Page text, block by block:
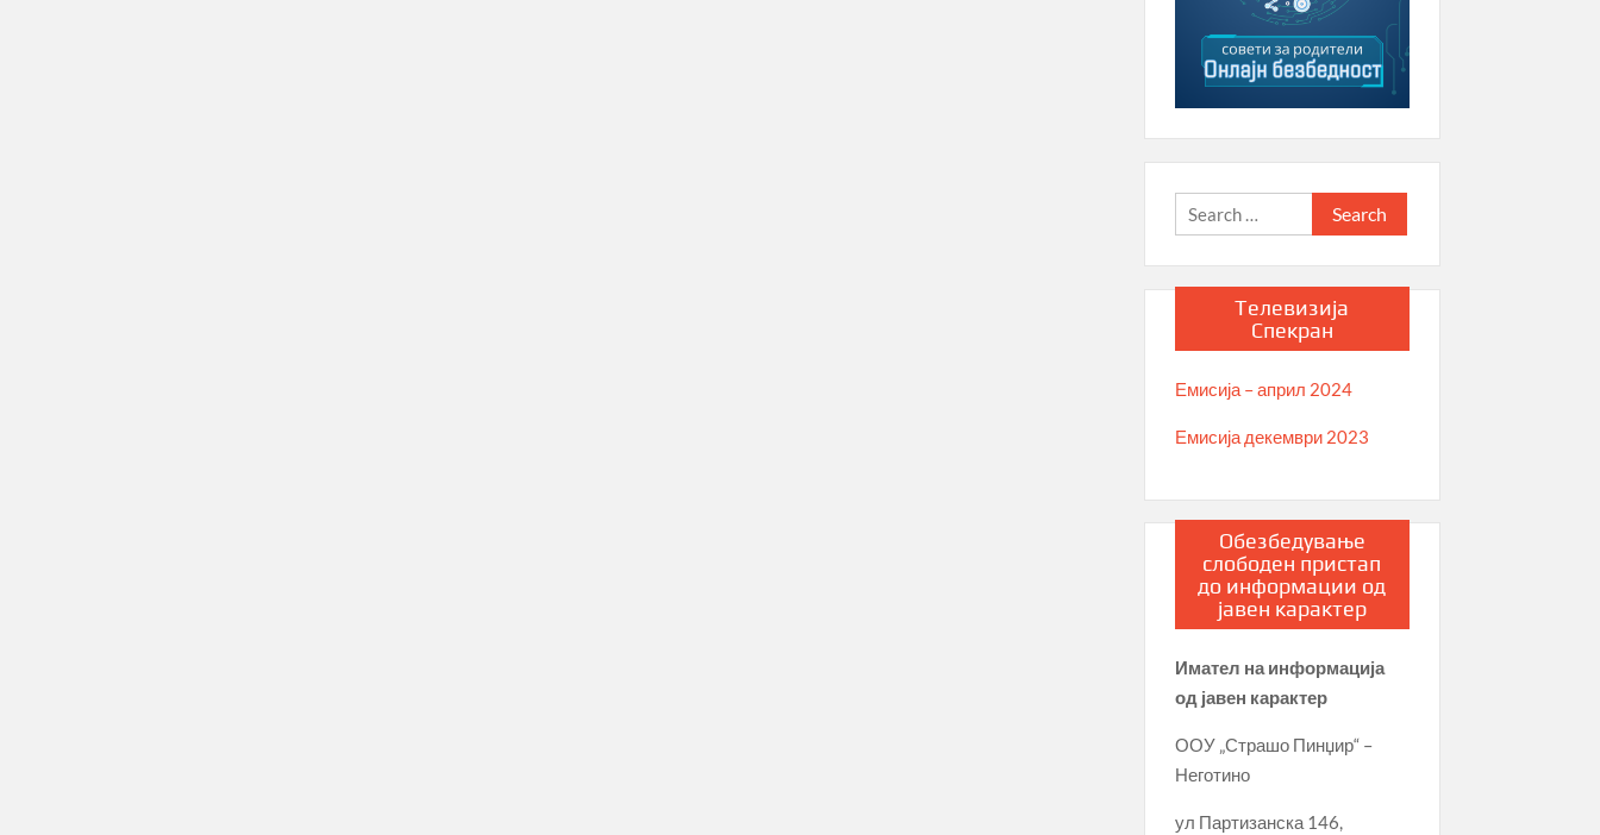
Search
for:
Телевизија
Спекран
Емисија – април 2024
Емисија декември 2023
Обезбедување
слободен пристап
до информации од
јавен карактер
Имател на информација
од јавен карактер
ООУ „Страшо Пинџир“ –
Неготино
ул Партизанска 146,